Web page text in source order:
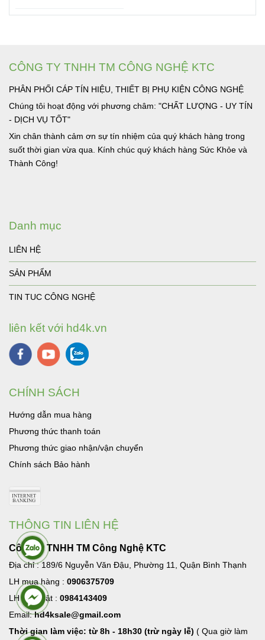
CÔNG TY TNHH TM CÔNG NGHỆ KTC
PHÂN PHỐI CÁP TÍN HIỆU, THIẾT BỊ PHỤ KIỆN CÔNG NGHỆ
Chúng tôi hoạt động với phương châm: "CHẤT LƯỢNG - UY TÍN
- DỊCH VỤ TỐT"
Xin chân thành cảm ơn sự tín nhiệm của quý khách hàng trong
suốt thời gian vừa qua. Kính chúc quý khách hàng Sức Khỏe và
Thành Công!
Danh mục
LIÊN HỆ
SẢN PHẨM
TIN TUC CÔNG NGHỆ
liên kết với hd4k.vn
CHÍNH SÁCH
Hướng dẫn mua hàng
Phương thức thanh toán
Phương thức giao nhận/vận chuyển
Chính sách Bảo hành
THÔNG TIN LIÊN HỆ
Công ty TNHH TM Công Nghệ KTC
Địa chỉ : 189/6 Nguyễn Văn Đậu, Phường 11, Quận Bình Thạnh
LH mua hàng : 0906375709
LH Kỹ thuật : 0984143409
Email:hd4ksale@gmail.com
Thời gian làm việc: từ 8h - 18h30 (trừ ngày lễ) ( Qua giờ làm